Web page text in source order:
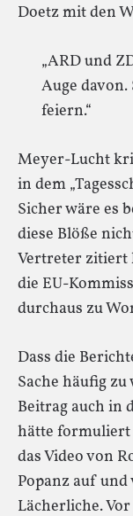
Doetz mit den
„ARD und
Auge
feiern.“
Meyer-Lucht
in dem
Sicher wäre es
diese Blöße
Vertreter zitiert
die EU-
durchaus zu
Dass die
Sache häufig
Beitrag auch in
hätte formuliert
das Video von
Popanz auf
Lächerliche.